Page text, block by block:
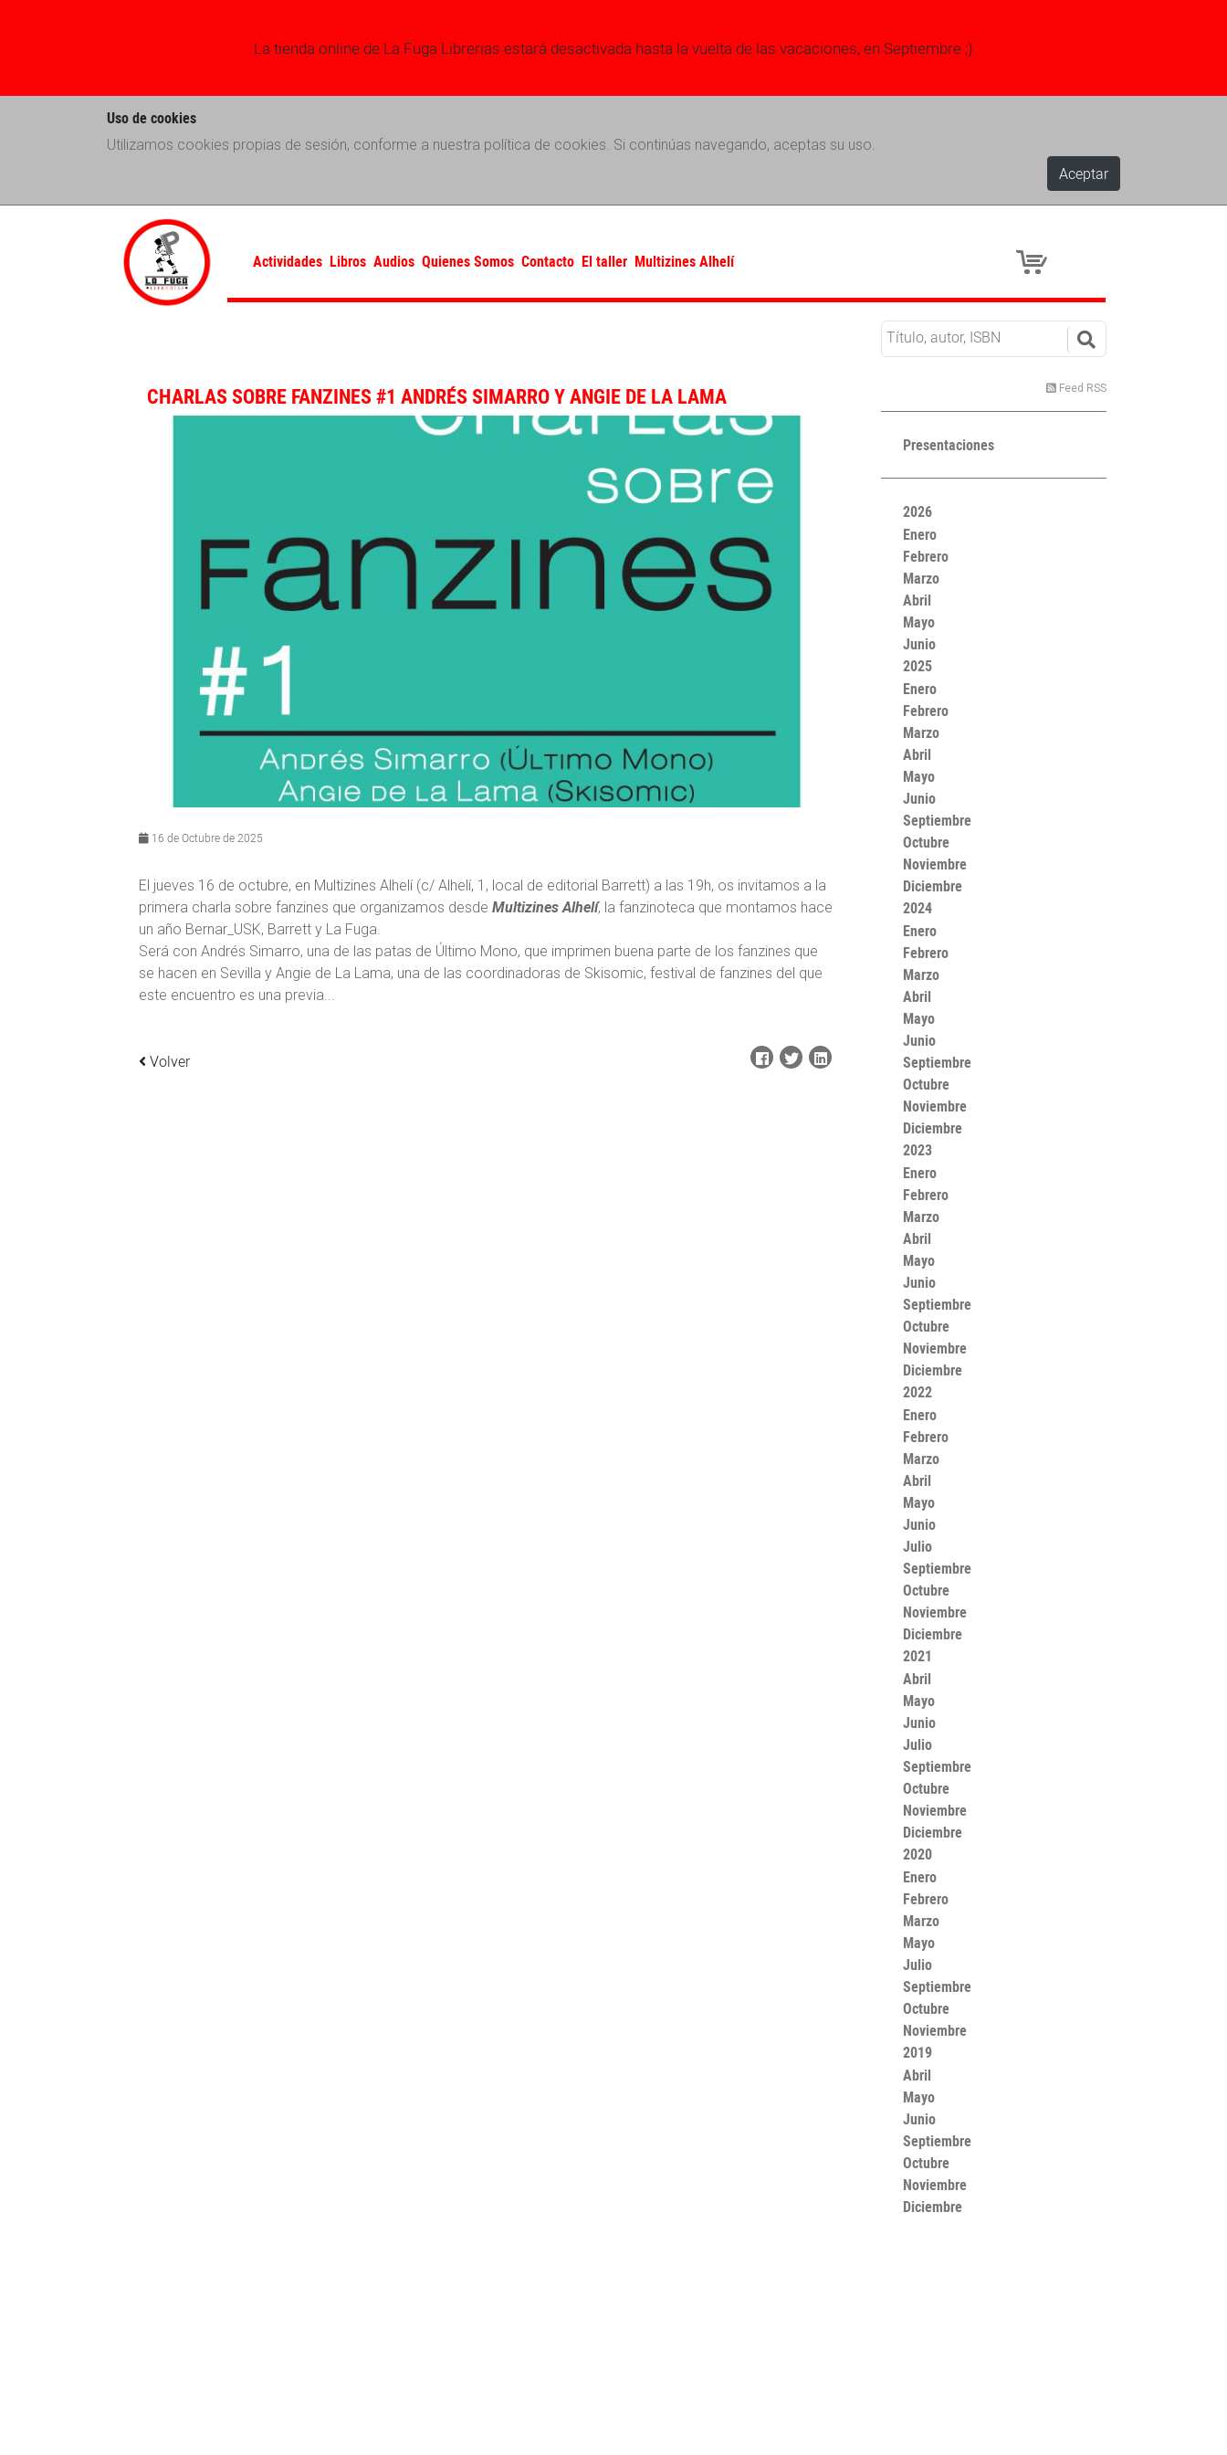
La tienda online de La Fuga Librerias estará desactivada hasta la vuelta de las vacaciones, en Septiembre ;)
Uso de cookies
Utilizamos cookies propias de sesión, conforme a nuestra política de cookies. Si continúas navegando, aceptas su uso.
Aceptar
Actividades Libros Audios Quienes Somos Contacto El taller Multizines Alhelí
CHARLAS SOBRE FANZINES #1 ANDRÉS SIMARRO Y ANGIE DE LA LAMA
16 de Octubre de 2025
El jueves 16 de octubre, en Multizines Alhelí (c/ Alhelí, 1, local de editorial Barrett) a las 19h, os invitamos a la
primera charla sobre fanzines que organizamos desde Multizines Alhelí, la fanzinoteca que montamos hace
un año Bernar_USK, Barrett y La Fuga.
Será con Andrés Simarro, una de las patas de Último Mono, que imprimen buena parte de los fanzines que
se hacen en Sevilla y Angie de La Lama, una de las coordinadoras de Skisomic, festival de fanzines del que
este encuentro es una previa...
Volver
Feed RSS
Presentaciones
2026
Enero
Febrero
Marzo
Abril
Mayo
Junio
2025
Enero
Febrero
Marzo
Abril
Mayo
Junio
Septiembre
Octubre
Noviembre
Diciembre
2024
Enero
Febrero
Marzo
Abril
Mayo
Junio
Septiembre
Octubre
Noviembre
Diciembre
2023
Enero
Febrero
Marzo
Abril
Mayo
Junio
Septiembre
Octubre
Noviembre
Diciembre
2022
Enero
Febrero
Marzo
Abril
Mayo
Junio
Julio
Septiembre
Octubre
Noviembre
Diciembre
2021
Abril
Mayo
Junio
Julio
Septiembre
Octubre
Noviembre
Diciembre
2020
Enero
Febrero
Marzo
Mayo
Julio
Septiembre
Octubre
Noviembre
2019
Abril
Mayo
Junio
Septiembre
Octubre
Noviembre
Diciembre